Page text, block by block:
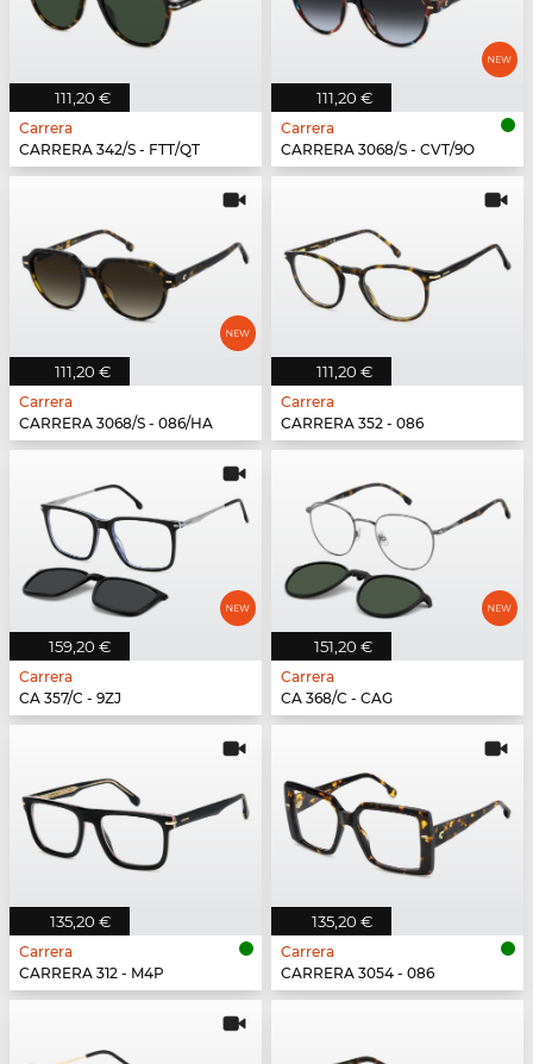
111,20 €
Carrera
CARRERA 342/S - FTT/QT
111,20 €
Carrera
CARRERA 3068/S - CVT/9O
111,20 €
Carrera
CARRERA 3068/S - 086/HA
111,20 €
Carrera
CARRERA 352 - 086
159,20 €
Carrera
CA 357/C - 9ZJ
151,20 €
Carrera
CA 368/C - CAG
135,20 €
Carrera
CARRERA 312 - M4P
135,20 €
Carrera
CARRERA 3054 - 086